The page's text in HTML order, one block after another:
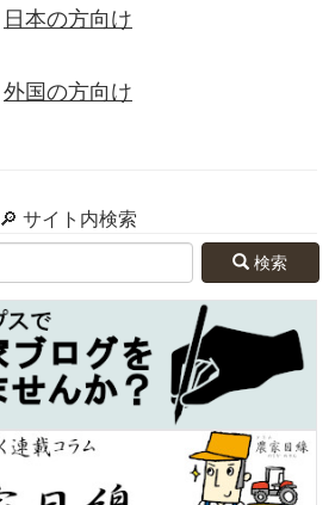
日本の方向け
外国の方向け
🔎 サイト内検索
検索